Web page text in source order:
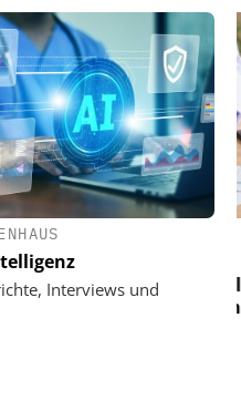
Interviews und
SOFTWARE AG
im
Von digitaler
KI-fähigen Steuerung